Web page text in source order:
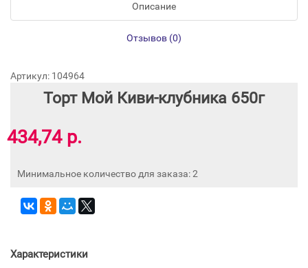
Описание
Отзывов (0)
Артикул: 104964
Торт Мой Киви-клубника 650г
434,74 р.
Минимальное количество для заказа: 2
Характеристики